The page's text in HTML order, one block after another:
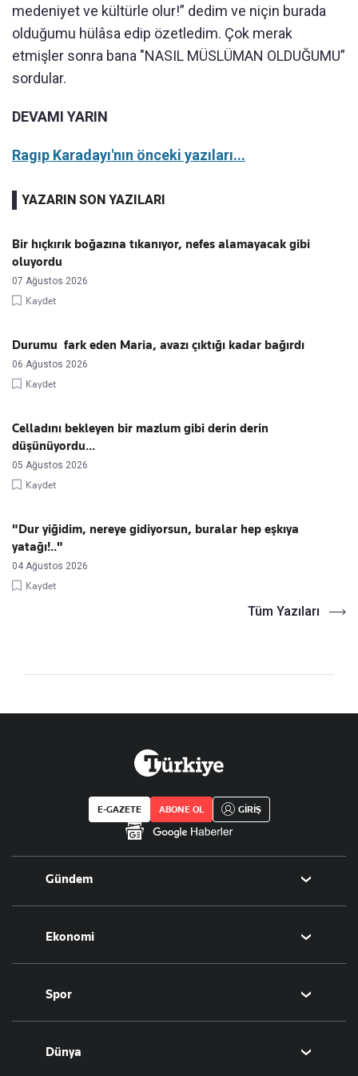
medeniyet ve kültürle olur!” dedim ve niçin burada
olduğumu hülâsa edip özetledim. Çok merak
etmişler sonra bana "NASIL MÜSLÜMAN OLDUĞUMU”
sordular.
DEVAMI YARIN
Ragıp Karadayı'nın önceki yazıları...
YAZARIN SON YAZILARI
Bir hıçkırık boğazına tıkanıyor, nefes alamayacak gibi
oluyordu
07 Ağustos 2026
Kaydet
Durumu fark eden Maria, avazı çıktığı kadar bağırdı
06 Ağustos 2026
Kaydet
Celladını bekleyen bir mazlum gibi derin derin
düşünüyordu...
05 Ağustos 2026
Kaydet
"Dur yiğidim, nereye gidiyorsun, buralar hep eşkıya
yatağı!.."
04 Ağustos 2026
Kaydet
Tüm Yazıları
E-GAZETE ABONE OL GİRİŞ
Gündem
Politika
Eğitim
Ekonomi
Borsa
Altın
Döviz
Hisse Senedi
Spor
Futbol
Puan Durumu
Dünya